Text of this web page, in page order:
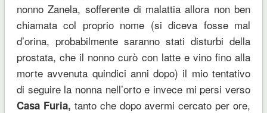
nonno Zanela, sofferente di malattia allora non ben
chiamata col proprio nome (si diceva fosse mal
d’orina, probabilmente saranno stati disturbi della
prostata, che il nonno curò con latte e vino fino alla
morte avvenuta quindici anni dopo) il mio tentativo
di seguire la nonna nell’orto e invece mi persi verso
Casa Furia, tanto che dopo avermi cercato per ore,